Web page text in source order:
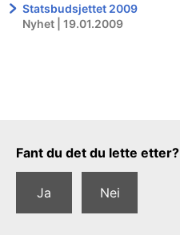
Statsbudsjettet 2009
Nyhet | 19.01.2009
Tilbakemeldingsskjema
Fant du det du lette etter?
Ja Nei